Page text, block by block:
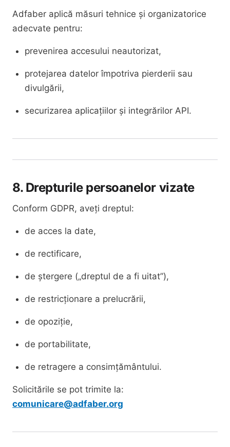
Adfaber aplică măsuri tehnice și organizatorice
adecvate pentru:
prevenirea accesului neautorizat,
protejarea datelor împotriva pierderii sau
divulgării,
securizarea aplicațiilor și integrărilor API.
8. Drepturile persoanelor vizate
Conform GDPR, aveți dreptul:
de acces la date,
de rectificare,
de ștergere („dreptul de a fi uitat”),
de restricționare a prelucrării,
de opoziție,
de portabilitate,
de retragere a consimțământului.
Solicitările se pot trimite la:
comunicare@adfaber.org